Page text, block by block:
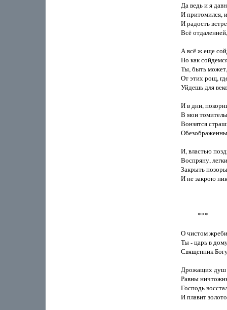
Да ведь и я
И притомился,
И радость
Всё
А всё ж еще
Но как
Ты, быть может,
От этих рощ,
Уйдешь для
И в дни,
В мои
Вонзятся
И, властью
Воспряну,
Закрыть
И не закрою
           ***
О чистом
Ты - царь в
Священник
Дрожащих душ
Равны
Господь
И плавит